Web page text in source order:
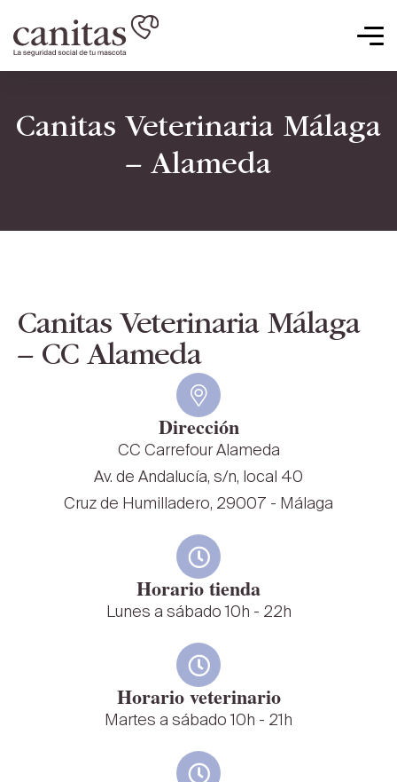
Canitas Veterinaria Málaga
– Alameda
Canitas Veterinaria Málaga
– CC Alameda
Dirección
CC Carrefour Alameda
Av. de Andalucía, s/n, local 40
Cruz de Humilladero, 29007 - Málaga
Horario tienda
Lunes a sábado 10h - 22h
Horario veterinario
Martes a sábado 10h - 21h